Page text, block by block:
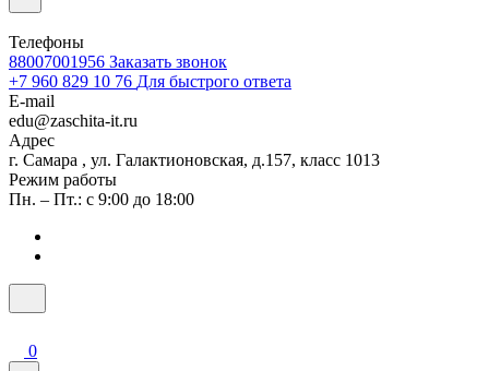
Телефоны
88007001956 Заказать звонок
+7 960 829 10 76 Для быстрого ответа
E-mail
edu@zaschita-it.ru
Адрес
г. Самара , ул. Галактионовская, д.157, класс 1013
Режим работы
Пн. – Пт.: с 9:00 до 18:00
0